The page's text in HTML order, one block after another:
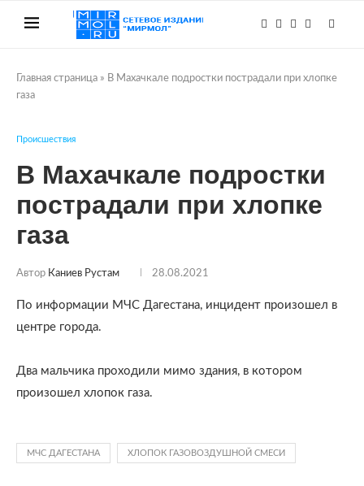
Главная страница » В Махачкале подростки пострадали при хлопке
газа
Происшествия
В Махачкале подростки
пострадали при хлопке
газа
Автор Каниев Рустам 28.08.2021
По информации МЧС Дагестана, инцидент произошел в
центре города.
Два мальчика проходили мимо здания, в котором
произошел хлопок газа.
МЧС ДАГЕСТАНА ХЛОПОК ГАЗОВОЗДУШНОЙ СМЕСИ